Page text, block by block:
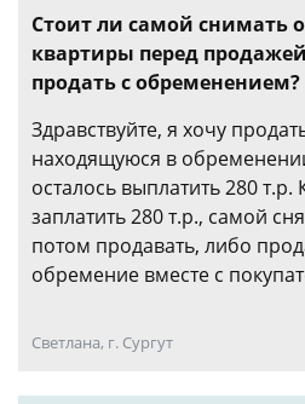
Стоит ли самой снимать
квартиры перед
продать с обременением?
Здравствуйте, я хочу
находящуюся в
осталось выплатить 280 т.р.
заплатить 280 т.р., самой
потом продавать, либо
обремение вместе с
Светлана, г. Сургут